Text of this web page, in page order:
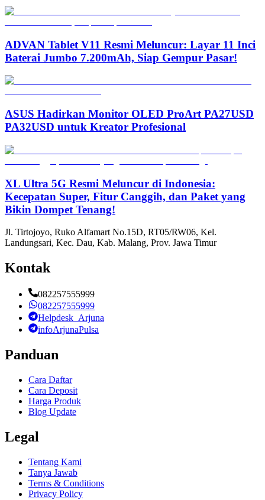
ADVAN Tablet V11 Resmi Meluncur: Layar 11 Inci
Baterai Jumbo 7.200mAh, Siap Gempur Pasar!
ASUS Hadirkan Monitor OLED ProArt PA27USD
PA32USD untuk Kreator Profesional
XL Ultra 5G Resmi Meluncur di Indonesia:
Kecepatan Super, Fitur Canggih, dan Paket yang
Bikin Dompet Tenang!
Jl. Tirtojoyo, Ruko Alfamart No.15D, RT05/RW06, Kel.
Landungsari, Kec. Dau, Kab. Malang, Prov. Jawa Timur
Kontak
082257555999
082257555999
Helpdesk_Arjuna
infoArjunaPulsa
Panduan
Cara Daftar
Cara Deposit
Harga Produk
Blog Update
Legal
Tentang Kami
Tanya Jawab
Terms & Conditions
Privacy Policy